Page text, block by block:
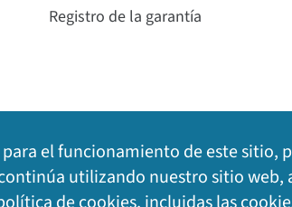
Registro de la garantía
el funcionamiento de este sitio,
utilizando nuestro sitio web,